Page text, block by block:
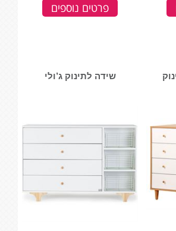
פרטים נוספים
שידה לתינוק ג’ולי